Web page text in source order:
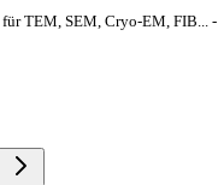
für TEM, SEM, Cryo-EM, FIB... -